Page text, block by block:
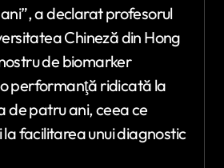
a declarat profesorul
Chineză din Hong
de biomarker
performanţă ridicată la
de patru ani, ceea ce
facilitarea unui diagnostic